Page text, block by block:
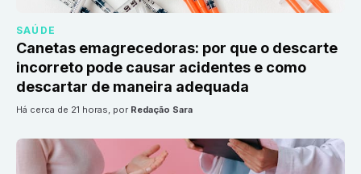
SAÚDE
Canetas emagrecedoras: por que o descarte
incorreto pode causar acidentes e como
descartar de maneira adequada
há cerca de 21 horas, por Redação Sara